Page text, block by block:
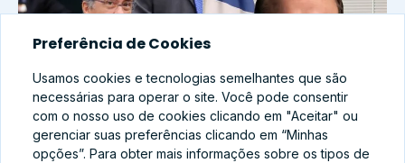
Preferência de Cookies
Usamos cookies e tecnologias semelhantes que são
necessárias para operar o site. Você pode consentir
com o nosso uso de cookies clicando em "Aceitar" ou
gerenciar suas preferências clicando em “Minhas
opções”. Para obter mais informações sobre os tipos de